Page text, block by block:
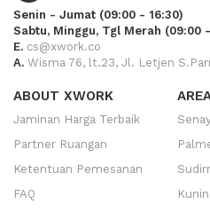
Senin - Jumat (09:00 - 16:30)
Sabtu, Minggu, Tgl Merah (09:00
E. cs@xwork.co
A. Wisma 76, lt.23, Jl. Letjen
ABOUT XWORK
Jaminan Harga Terbaik
Partner Ruangan
Ketentuan Pemesanan
FAQ